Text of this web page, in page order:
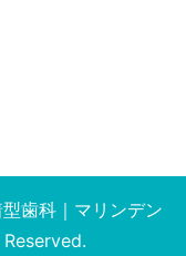
歯科｜マリンデン